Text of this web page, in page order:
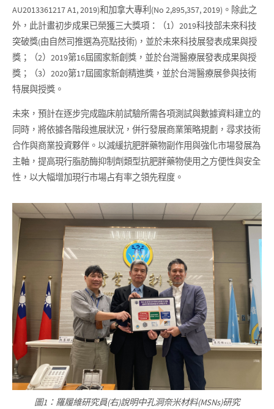
AU2013361217 A1, 2019)和加拿大專利(No 2,895,357, 2019)。除此之
外，此計畫初步成果已榮獲三大獎項：（1）2019科技部未來科技
突破獎(由自然司推選為亮點技術)，並於未來科技展發表成果與授
獎；（2）2019第16屆國家新創獎，並於台灣醫療展發表成果與授
獎；（3）2020第17屆國家新創精進獎，並於台灣醫療展參與技術
特展與授獎。
未來，預計在逐步完成臨床前試驗所需各項測試與數據資料建立的
同時，將依據各階段進展狀況，併行發展商業策略規劃，尋求技術
合作與商業投資夥伴。以減緩抗肥胖藥物副作用與強化市場發展為
主軸，提高現行脂肪酶抑制劑類型抗肥胖藥物使用之方便性與安全
性，以大幅增加現行市場占有率之領先程度。
圖1：羅履維研究員(右)說明中孔洞奈米材料(MSNs)研究